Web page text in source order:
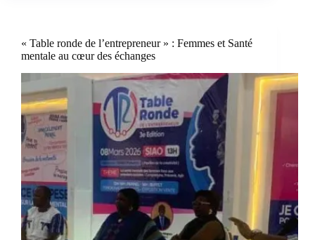
« Table ronde de l’entrepreneur » : Femmes et Santé
mentale au cœur des échanges